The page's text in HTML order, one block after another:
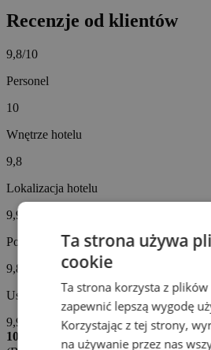
Recenzje od klientów
9,8/10
Personel
10
Wnętrze hotelu
9,8
Lokalizacja hotelu
9,9
Posiłki
9,8
Usługi hotelowe
9,9
10/10
Ta strona używa
cookie
Ta strona korzysta z
zapewnić lepszą wygodę
Korzystając z tej strony,
na używanie przez nas